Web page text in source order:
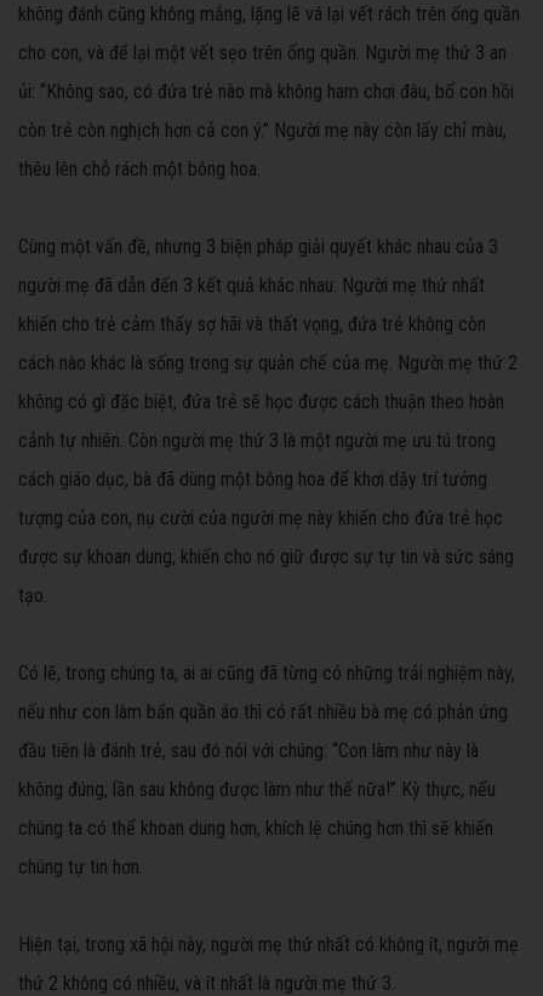
không đánh cũng không mắng, lặng lẽ vá lại vết rách trên ống quần
cho con, và để lại một vết sẹo trên ống quần. Người mẹ thứ 3 an
ủi: “Không sao, có đứa trẻ nào mà không ham chơi đâu, bố con hồi
còn trẻ còn nghịch hơn cả con ý.” Người mẹ này còn lấy chỉ màu,
thêu lên chỗ rách một bông hoa.
Cùng một vấn đề, nhưng 3 biện pháp giải quyết khác nhau của 3
người mẹ đã dẫn đến 3 kết quả khác nhau: Người mẹ thứ nhất
khiến cho trẻ cảm thấy sợ hãi và thất vọng, đứa trẻ không còn
cách nào khác là sống trong sự quản chế của mẹ. Người mẹ thứ 2
không có gì đặc biệt, đứa trẻ sẽ học được cách thuận theo hoàn
cảnh tự nhiên. Còn người mẹ thứ 3 là một người mẹ ưu tú trong
cách giáo dục, bà đã dùng một bông hoa để khơi dậy trí tưởng
tượng của con, nụ cười của người mẹ này khiến cho đứa trẻ học
được sự khoan dung, khiến cho nó giữ được sự tự tin và sức sáng
tạo.
Có lẽ, trong chúng ta, ai ai cũng đã từng có những trải nghiệm này,
nếu như con làm bẩn quần áo thì có rất nhiều bà mẹ có phản ứng
đầu tiên là đánh trẻ, sau đó nói với chúng: “Con làm như này là
không đúng, lần sau không được làm như thế nữa!” Kỳ thực, nếu
chúng ta có thể khoan dung hơn, khích lệ chúng hơn thì sẽ khiến
chúng tự tin hơn.
Hiện tại, trong xã hội này, người mẹ thứ nhất có không ít, người mẹ
thứ 2 không có nhiều, và ít nhất là người mẹ thứ 3.